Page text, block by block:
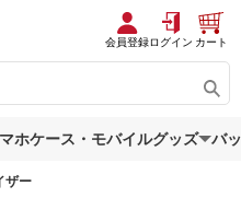
会員登録ログイン カート
ホケース・モバイルグッズ バ
ザー